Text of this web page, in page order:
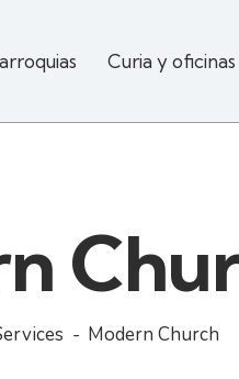
Curia y oficinas
Modern Church